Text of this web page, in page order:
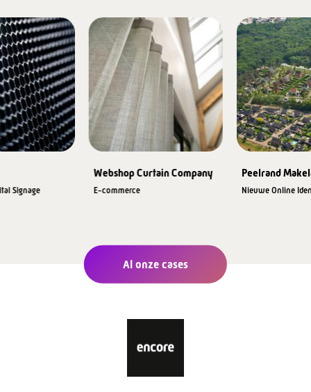
Signage
Webshop Curtain Company
E-commerce
Peelrand
Nieuwe Online
Al onze cases